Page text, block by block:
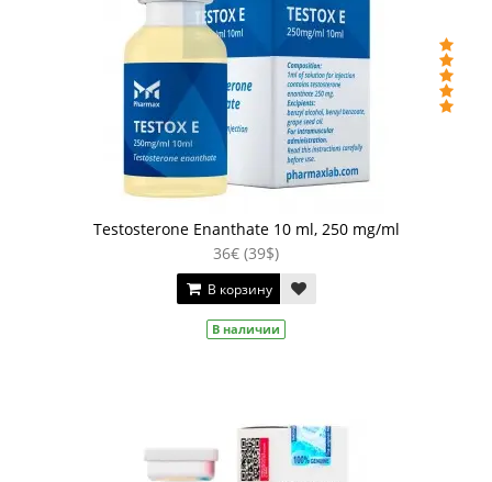
Testosterone Enanthate 10 ml, 250 mg/ml
36€ (39$)
В корзину
В наличии